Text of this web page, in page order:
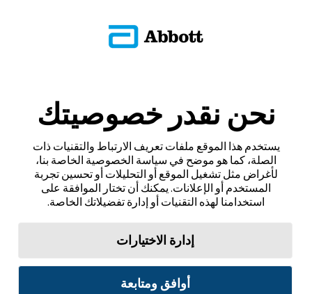
نحن نقدر خصوصيتك
يستخدم هذا الموقع ملفات تعريف الارتباط والتقنيات ذات
الصلة، كما هو موضح في سياسة الخصوصية الخاصة بنا،
لأغراض مثل تشغيل الموقع أو التحليلات أو تحسين تجربة
المستخدم أو الإعلانات. يمكنك أن تختار الموافقة على
استخدامنا لهذه التقنيات أو إدارة تفضيلاتك الخاصة.
إدارة الاختيارات
أوافق ومتابعة